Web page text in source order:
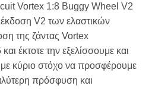
Vortex 1:8 Buggy Wheel V2
έκδοση V2 των ελαστικών
της ζάντας Vortex
έκτοτε την εξελίσσουμε και
κύριο στόχο να προσφέρουμε
πρόσφυση και